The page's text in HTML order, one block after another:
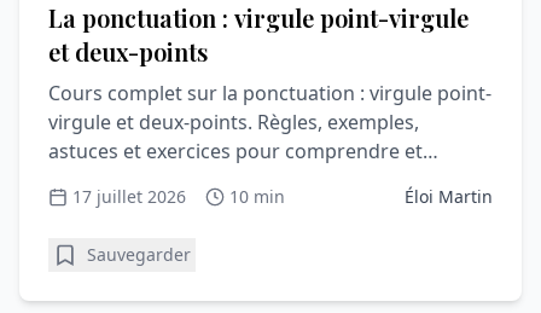
La ponctuation : virgule point-virgule
et deux-points
Cours complet sur la ponctuation : virgule point-
virgule et deux-points. Règles, exemples,
astuces et exercices pour comprendre et
17 juillet 2026 10 min Éloi Martin
Sauvegarder